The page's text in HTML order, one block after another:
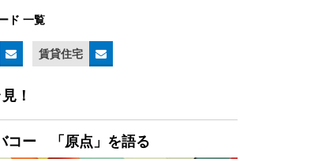
ド 一覧
賃貸住宅
！
コー 「原点」を語る